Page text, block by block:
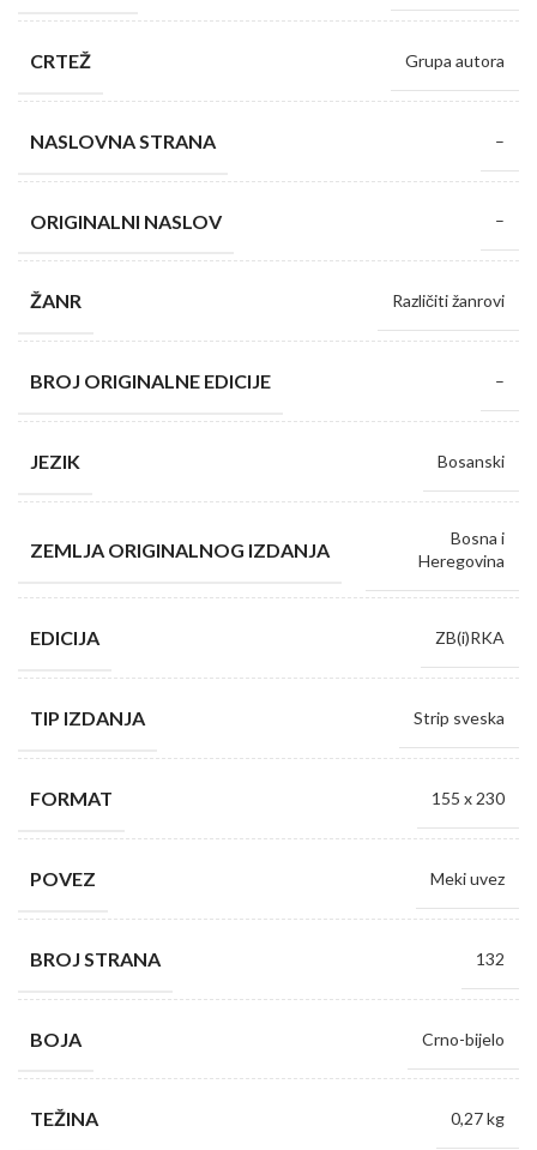
CRTEŽ Grupa autora
NASLOVNA STRANA –
ORIGINALNI NASLOV –
ŽANR Različiti žanrovi
BROJ ORIGINALNE EDICIJE –
JEZIK Bosanski
ZEMLJA ORIGINALNOG IZDANJA
Bosna i
Heregovina
EDICIJA ZB(i)RKA
TIP IZDANJA Strip sveska
FORMAT 155 x 230
POVEZ Meki uvez
BROJ STRANA 132
BOJA Crno-bijelo
TEŽINA 0,27 kg